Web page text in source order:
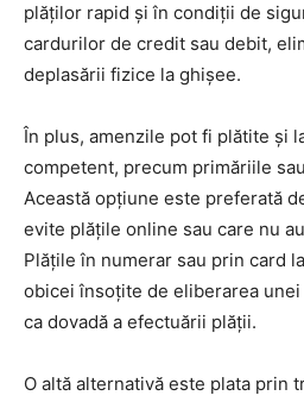
plăților rapid și în condiții de
cardurilor de credit sau debit,
deplasării fizice la ghișee.
În plus, amenzile pot fi plătite și
competent, precum primăriile
Această opțiune este preferată
evite plățile online sau care nu
Plățile în numerar sau prin card
obicei însoțite de eliberarea
ca dovadă a efectuării plății.
O altă alternativă este plata prin